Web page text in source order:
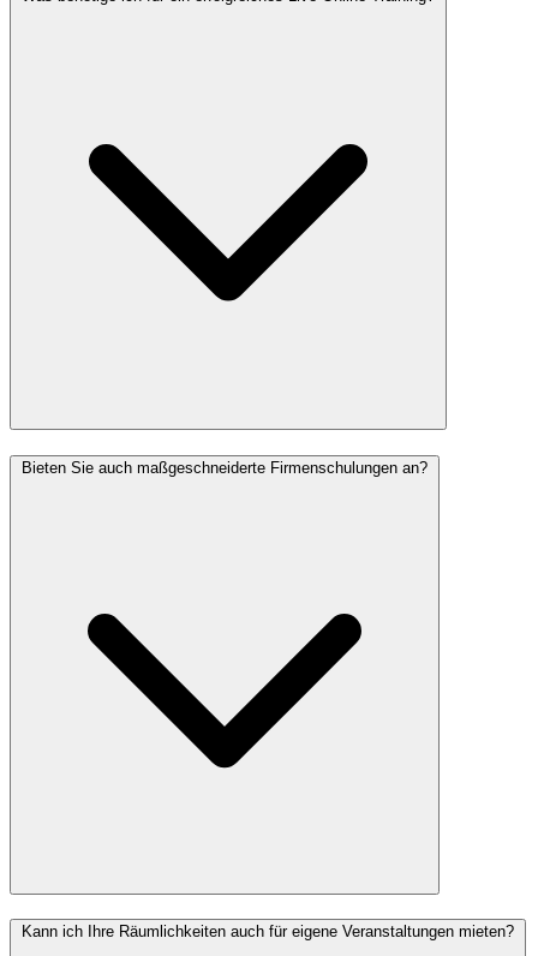
Bieten Sie auch maßgeschneiderte Firmenschulungen an?
Kann ich Ihre Räumlichkeiten auch für eigene Veranstaltungen mieten?